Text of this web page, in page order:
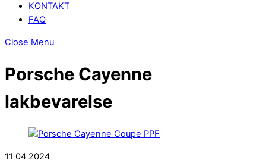
KONTAKT
FAQ
Close Menu
Porsche Cayenne
lakbevarelse
11 04 2024